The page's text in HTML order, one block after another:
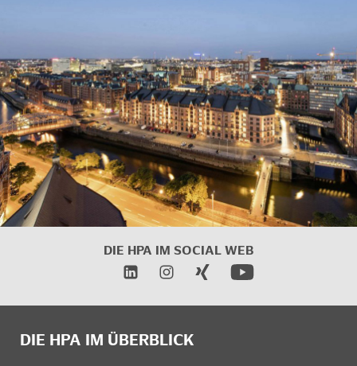
DIE HPA IM SOCIAL WEB
DIE HPA IM ÜBERBLICK